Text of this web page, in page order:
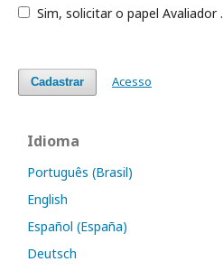
Sim, solicitar o papel Avaliador .
Cadastrar Acesso
Idioma
Português (Brasil)
English
Español (España)
Deutsch